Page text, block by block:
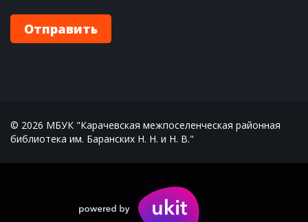
Отправить
© 2026 МБУК "Карачевская межпоселенческая районная
библиотека им. Баранских Н. Н. и Н. В."